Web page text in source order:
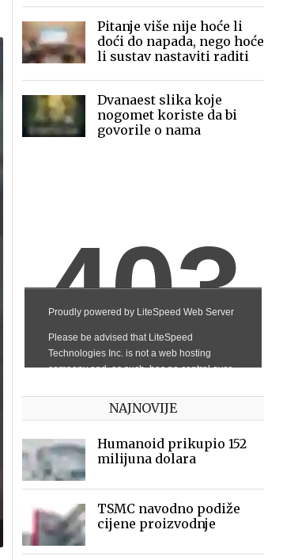
Pitanje više nije hoće li
doći do napada, nego hoće
li sustav nastaviti raditi
Dvanaest slika koje
nogomet koriste da bi
govorile o nama
NAJNOVIJE
Humanoid prikupio 152
milijuna dolara
TSMC navodno podiže
cijene proizvodnje